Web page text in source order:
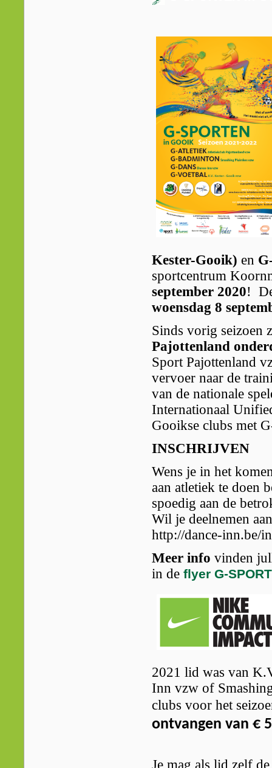
Kester-Gooik) en
sportcentrum
september 2020!
woensdag 8
Sinds vorig seizoen
Pajottenland
Sport Pajottenland
vervoer naar de
van de nationale
Internationaal
Gooikse clubs met
INSCHRIJVEN
Wens je in het
aan atletiek te doen
spoedig aan de
Wil je deelnemen
http://dance-inn.be/
Meer info vinden
in de flyer G-
2021 lid was van
Inn vzw of
clubs voor het
ontvangen van €
Je mag als lid zelf